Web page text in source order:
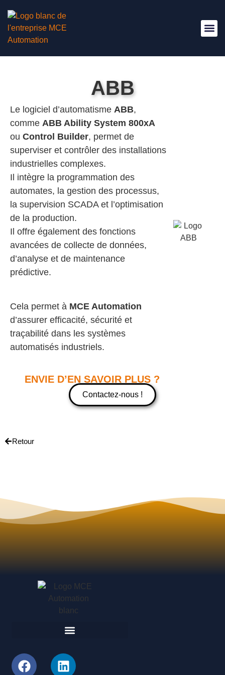
ABB
Le logiciel d’automatisme ABB,
comme ABB Ability System 800xA
ou Control Builder, permet de
superviser et contrôler des installations
industrielles complexes.
Il intègre la programmation des
automates, la gestion des processus,
la supervision SCADA et l’optimisation
de la production.
Il offre également des fonctions
avancées de collecte de données,
d’analyse et de maintenance
prédictive.
Cela permet à MCE Automation
d’assurer efficacité, sécurité et
traçabilité dans les systèmes
automatisés industriels.
ENVIE D’EN SAVOIR PLUS ?
Contactez-nous !
Retour